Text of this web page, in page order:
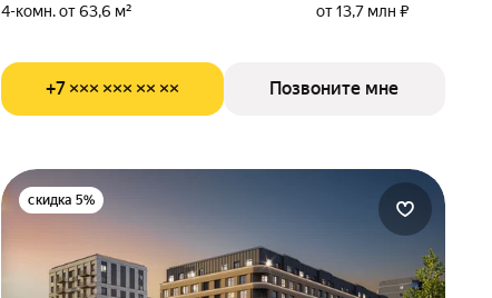
4-комн. от 63,6 м²
от 13,7 млн ₽
+7 ××× ××× ×× ×× Позвоните мне
скидка 5%